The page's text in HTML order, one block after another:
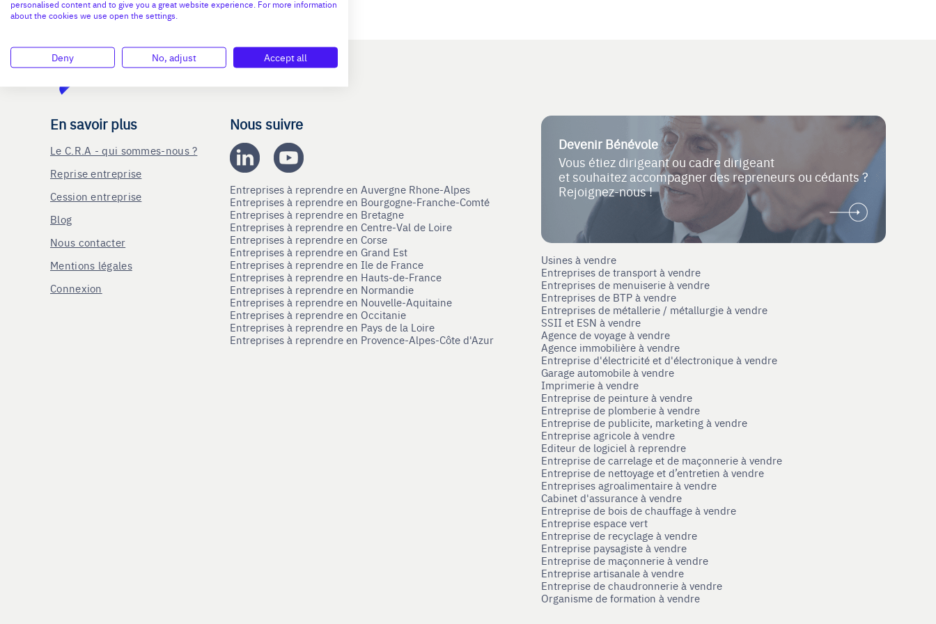
En savoir plus
Le C.R.A - qui sommes-nous ?
Reprise entreprise
Cession entreprise
Blog
Nous contacter
Mentions légales
Connexion
Nous suivre
Entreprises à reprendre en Auvergne Rhone-Alpes
Entreprises à reprendre en Bourgogne-Franche-Comté
Entreprises à reprendre en Bretagne
Entreprises à reprendre en Centre-Val de Loire
Entreprises à reprendre en Corse
Entreprises à reprendre en Grand Est
Entreprises à reprendre en Ile de France
Entreprises à reprendre en Hauts-de-France
Entreprises à reprendre en Normandie
Entreprises à reprendre en Nouvelle-Aquitaine
Entreprises à reprendre en Occitanie
Entreprises à reprendre en Pays de la Loire
Entreprises à reprendre en Provence-Alpes-Côte d'Azur
Devenir Bénévole
Vous étiez dirigeant ou cadre dirigeant
et souhaitez accompagner des repreneurs ou cédants ?
Rejoignez-nous !
Usines à vendre
Entreprises de transport à vendre
Entreprises de menuiserie à vendre
Entreprises de BTP à vendre
Entreprises de métallerie / métallurgie à vendre
SSII et ESN à vendre
Agence de voyage à vendre
Agence immobilière à vendre
Entreprise d'électricité et d'électronique à vendre
Garage automobile à vendre
Imprimerie à vendre
Entreprise de peinture à vendre
Entreprise de plomberie à vendre
Entreprise de publicite, marketing à vendre
Entreprise agricole à vendre
Editeur de logiciel à reprendre
Entreprise de carrelage et de maçonnerie à vendre
Entreprise de nettoyage et d’entretien à vendre
Entreprises agroalimentaire à vendre
Cabinet d'assurance à vendre
Entreprise de bois de chauffage à vendre
Entreprise espace vert
Entreprise de recyclage à vendre
Entreprise paysagiste à vendre
Entreprise de maçonnerie à vendre
Entreprise artisanale à vendre
Entreprise de chaudronnerie à vendre
Organisme de formation à vendre
personalised content and to give you a great website experience. For more information
about the cookies we use open the settings.
Deny No, adjust Accept all